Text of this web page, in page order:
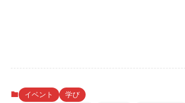
イベント
学び